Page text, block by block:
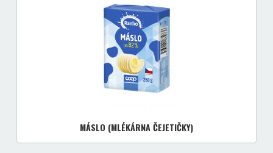
MÁSLO (MLÉKÁRNA ČEJETIČKY)